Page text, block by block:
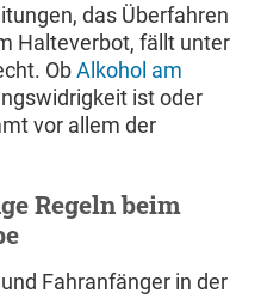
das Überfahren
Halteverbot, fällt unter
ObAlkohol am
ist oder
vor allem der
Regeln beim
Fahranfänger in der